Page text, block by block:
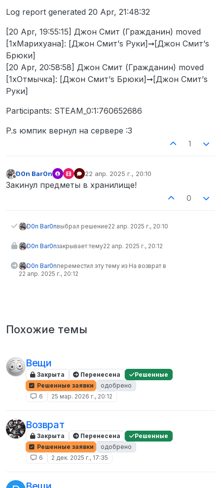
Log report generated 20 Apr, 21:48:32
[20 Apr, 19:55:15] Джон Смит (Гражданин) moved
[1xМарихуана]: [Джон Смит’s Руки]➞[Джон Смит’s
Брюки]
[20 Apr, 20:58:58] Джон Смит (Гражданин) moved
[1xОтмычка]: [Джон Смит’s Брюки]➞[Джон Смит’s
Руки]
Participants: STEAM_0:1:760652686
P.s юмпик вернул на сервере :3
1
D0n Bar0n 22 апр. 2025 г., 20:10
отредактировано
Закинул предметы в хранилище!
0
D0n Bar0nвыбрал решение22 апр. 2025 г., 20:10
D0n Bar0nзакрывает тему22 апр. 2025 г., 20:12
D0n Bar0nпереместил эту тему из На возврат в
22 апр. 2025 г., 20:12
Похожие темы
Вещи
Закрыта Перенесена
Решенные
Решенные заявки
одобрено
6
25 мар. 2026 г., 20:12
Возврат
Закрыта Перенесена
Решенные
Решенные заявки
одобрено
6
2 дек. 2025 г., 17:35